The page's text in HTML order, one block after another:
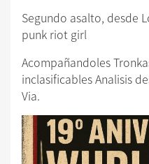
Segundo asalto, desde
punk riot girl
Acompañandoles
inclasificables Analisis
Via.